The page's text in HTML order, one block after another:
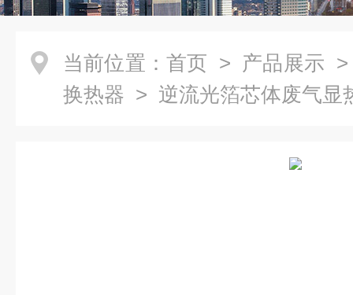
当前位置： 首页 > 产品展示
换热器 > 逆流光箔芯体废气显